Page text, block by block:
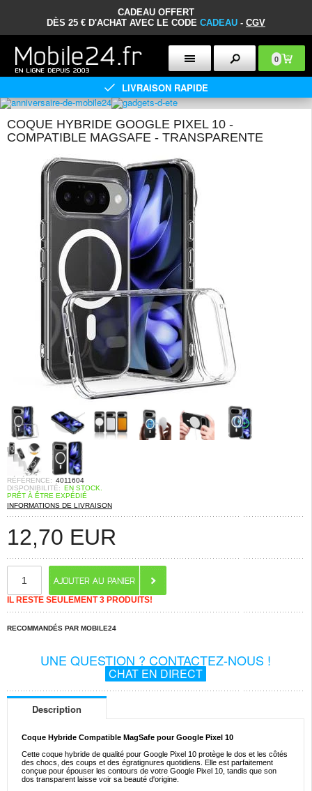
CADEAU OFFERT
DÈS 25 € D'ACHAT AVEC LE CODE CADEAU - CGV
0
LIVRAISON RAPIDE
COQUE HYBRIDE GOOGLE PIXEL 10 -
COMPATIBLE MAGSAFE - TRANSPARENTE
RÉFÉRENCE: 4011604
DISPONIBILITÉ: EN STOCK.
PRÊT À ÊTRE EXPÉDIÉ
INFORMATIONS DE LIVRAISON
12,70 EUR
IL RESTE SEULEMENT 3 PRODUITS!
RECOMMANDÉS PAR MOBILE24
UNE QUESTION ? CONTACTEZ-NOUS !
CHAT EN DIRECT
Description
Coque Hybride Compatible MagSafe pour Google Pixel 10
Cette coque hybride de qualité pour Google Pixel 10 protège le dos et les côtés
des chocs, des coups et des égratignures quotidiens. Elle est parfaitement
conçue pour épouser les contours de votre Google Pixel 10, tandis que son
dos transparent laisse voir sa beauté d'origine.